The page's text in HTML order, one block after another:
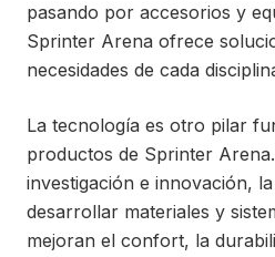
pasando por accesorios y
Sprinter Arena ofrece
necesidades de cada
La tecnología es otro pilar
productos de Sprinter
investigación e innovación,
desarrollar materiales y
mejoran el confort, la